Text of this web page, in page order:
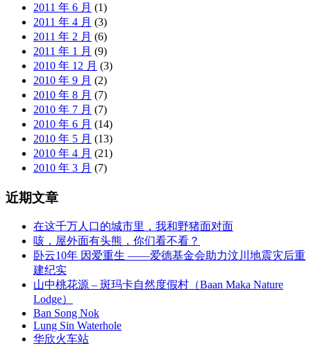
2011 年 6 月 (1)
2011 年 4 月 (3)
2011 年 2 月 (6)
2011 年 1 月 (9)
2010 年 12 月 (3)
2010 年 9 月 (2)
2010 年 8 月 (7)
2010 年 7 月 (7)
2010 年 6 月 (14)
2010 年 5 月 (13)
2010 年 4 月 (21)
2010 年 3 月 (7)
近期文章
在这千万人口的城市里，我和野猪面对面
咳，屋外面有头熊，你们看不看？
卧云10年 因爱重生 ——爱德基金会助力汶川地震灾后重
建纪实
山中桃花源 – 斑玛卡自然度假村（Baan Maka Nature
Lodge）
Ban Song Nok
Lung Sin Waterhole
华欣火车站